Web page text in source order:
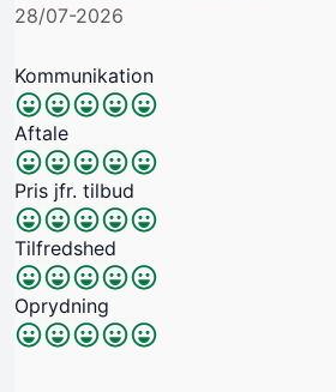
28/07-2026
Kommunikation
Aftale
Pris jfr. tilbud
Tilfredshed
Oprydning